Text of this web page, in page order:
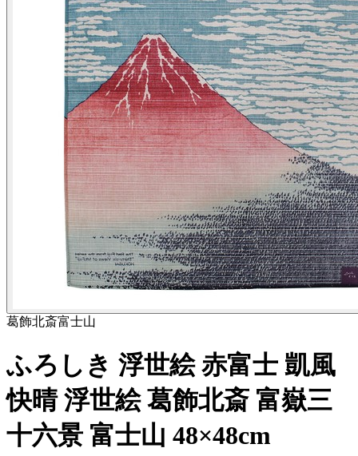
葛飾北斎富士山
ふろしき 浮世絵 赤富士 凱風
快晴 浮世絵 葛飾北斎 富嶽三
十六景 富士山 48×48cm